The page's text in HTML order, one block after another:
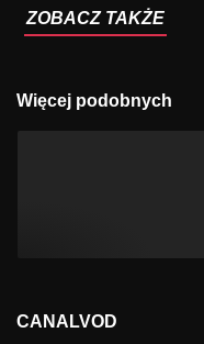
ZOBACZ TAKŻE
Więcej podobnych
CANALVOD